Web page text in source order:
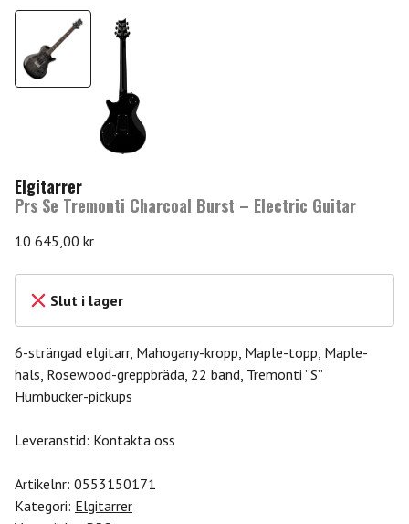
Elgitarrer
Prs Se Tremonti Charcoal Burst – Electric Guitar
10 645,00 kr
Slut i lager
6-strängad elgitarr, Mahogany-kropp, Maple-topp, Maple-
hals, Rosewood-greppbräda, 22 band, Tremonti ”S”
Humbucker-pickups
Leveranstid: Kontakta oss
Artikelnr: 0553150171
Kategori: Elgitarrer